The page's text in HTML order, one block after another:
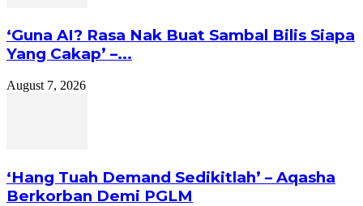
‘Guna AI? Rasa Nak Buat Sambal Bilis Siapa
Yang Cakap’ –...
August 7, 2026
‘Hang Tuah Demand Sedikitlah’ – Aqasha
Berkorban Demi PGLM